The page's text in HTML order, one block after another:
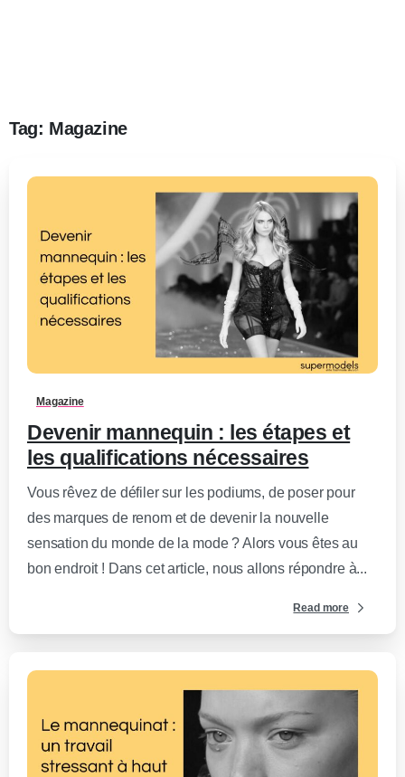
Tag: Magazine
0
Magazine
Devenir mannequin : les étapes et
les qualifications nécessaires
Vous rêvez de défiler sur les podiums, de poser pour
des marques de renom et de devenir la nouvelle
sensation du monde de la mode ? Alors vous êtes au
bon endroit ! Dans cet article, nous allons répondre à...
Read more